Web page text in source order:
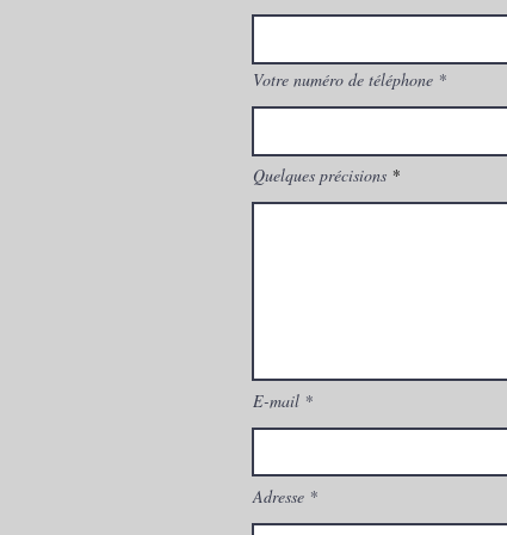
Votre numéro de téléphone
Quelques précisions
E-mail
Adresse